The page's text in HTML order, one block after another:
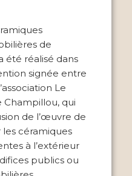
de
été réalisé dans
signée entre
Le
Champillou, qui
de l’œuvre de
les céramiques
à l’extérieur
publics ou